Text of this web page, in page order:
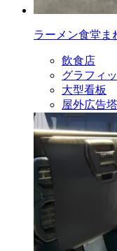
ラーメン食堂ま
飲食店
グラフィ
大型看板
屋外広告塔